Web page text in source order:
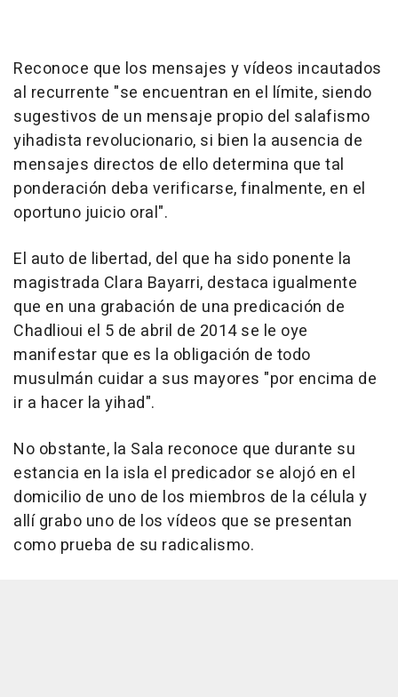
Reconoce que los mensajes y vídeos incautados
al recurrente "se encuentran en el límite, siendo
sugestivos de un mensaje propio del salafismo
yihadista revolucionario, si bien la ausencia de
mensajes directos de ello determina que tal
ponderación deba verificarse, finalmente, en el
oportuno juicio oral".
El auto de libertad, del que ha sido ponente la
magistrada Clara Bayarri, destaca igualmente
que en una grabación de una predicación de
Chadlioui el 5 de abril de 2014 se le oye
manifestar que es la obligación de todo
musulmán cuidar a sus mayores "por encima de
ir a hacer la yihad".
No obstante, la Sala reconoce que durante su
estancia en la isla el predicador se alojó en el
domicilio de uno de los miembros de la célula y
allí grabo uno de los vídeos que se presentan
como prueba de su radicalismo.